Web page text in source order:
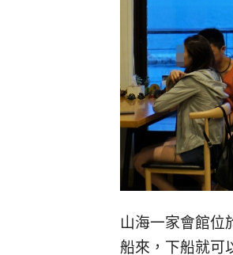
山海一家會館位
船來，下船就可